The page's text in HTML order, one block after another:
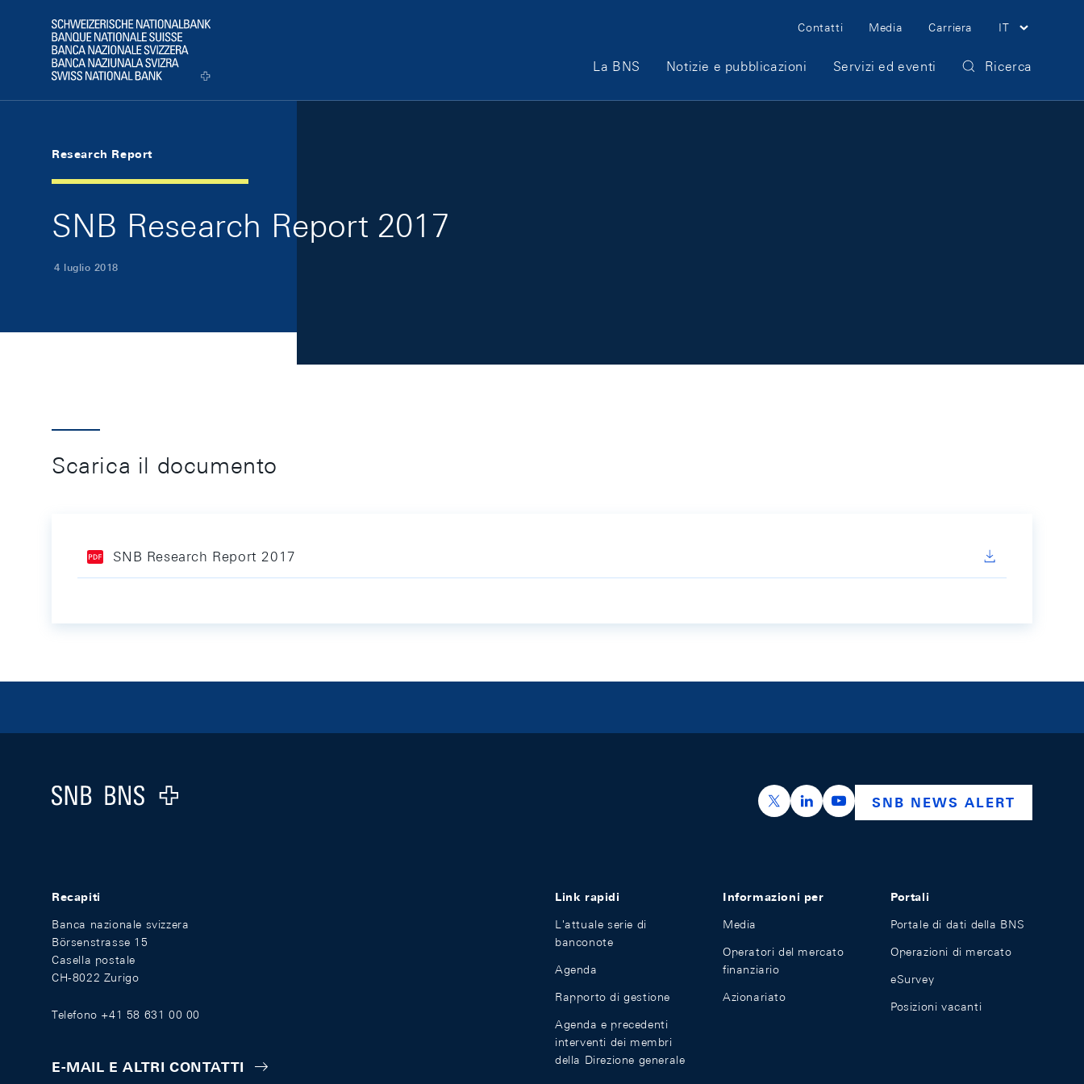
Logo
Meta Navigation
Contatti Media Carriera IT
Main Navigation
La BNS Notizie e pubblicazioni Servizi ed eventi Ricerca
Research Report
SNB Research Report 2017
4 luglio 2018
Scarica il documento
SNB Research Report 2017
Logo
https://x.com/snb_bns
https://ch.linkedin.com/company/swiss-
https://www.youtube.com/
SNB NEWS ALERT
Recapiti
Banca nazionale svizzera
Börsenstrasse 15
Casella postale
CH-8022 Zurigo
Telefono +41 58 631 00 00
E-MAIL E ALTRI CONTATTI
Link rapidi
L'attuale serie di
banconote
Agenda
Rapporto di gestione
Agenda e precedenti
interventi dei membri
della Direzione generale
Informazioni per
Media
Operatori del mercato
finanziario
Azionariato
Portali
Portale di dati della BNS
Operazioni di mercato
eSurvey
Posizioni vacanti